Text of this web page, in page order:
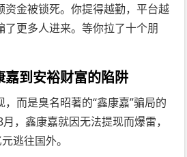
资金被锁死。你提得越勤，平台越
更多人进来。等你拉了十个朋
到安裕财富的陷阱
而是臭名昭著的“鑫康嘉”骗局的
，鑫康嘉就因无法提现而爆雷，
逃往国外。